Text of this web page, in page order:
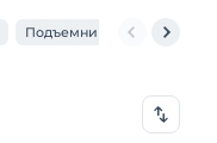
Подъемники коленчатые